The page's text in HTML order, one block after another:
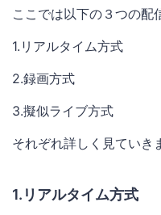
ここでは以下の３つの配
1.リアルタイム方式
2.録画方式
3.擬似ライブ方式
それぞれ詳しく見ていき
1.リアルタイム方式